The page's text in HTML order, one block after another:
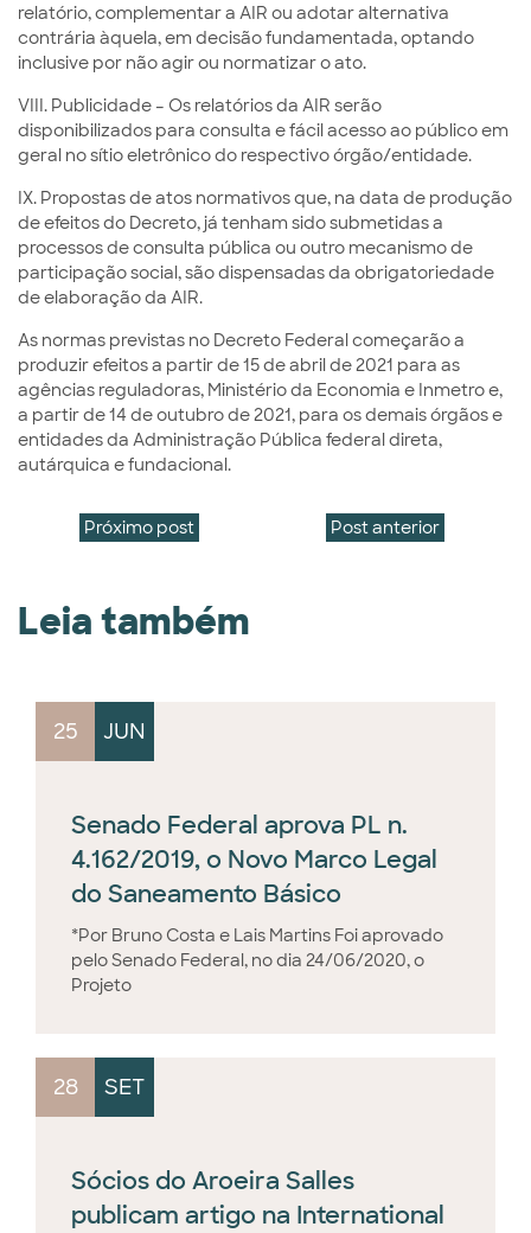
relatório, complementar a AIR ou adotar alternativa
contrária àquela, em decisão fundamentada, optando
inclusive por não agir ou normatizar o ato.
VIII. Publicidade – Os relatórios da AIR serão
disponibilizados para consulta e fácil acesso ao público em
geral no sítio eletrônico do respectivo órgão/entidade.
IX. Propostas de atos normativos que, na data de produção
de efeitos do Decreto, já tenham sido submetidas a
processos de consulta pública ou outro mecanismo de
participação social, são dispensadas da obrigatoriedade
de elaboração da AIR.
As normas previstas no Decreto Federal começarão a
produzir efeitos a partir de 15 de abril de 2021 para as
agências reguladoras, Ministério da Economia e Inmetro e,
a partir de 14 de outubro de 2021, para os demais órgãos e
entidades da Administração Pública federal direta,
autárquica e fundacional.
Próximo post Post anterior
Leia também
25 JUN
Senado Federal aprova PL n.
4.162/2019, o Novo Marco Legal
do Saneamento Básico
*Por Bruno Costa e Lais Martins Foi aprovado
pelo Senado Federal, no dia 24/06/2020, o
Projeto
28 SET
Sócios do Aroeira Salles
publicam artigo na International